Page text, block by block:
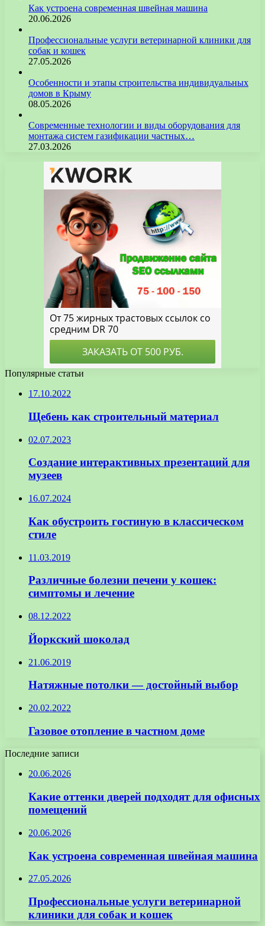
Как устроена современная швейная машина
20.06.2026
Профессиональные услуги ветеринарной клиники для
собак и кошек
27.05.2026
Особенности и этапы строительства индивидуальных
домов в Крыму
08.05.2026
Современные технологии и виды оборудования для
монтажа систем газификации частных…
27.03.2026
Популярные статьи
17.10.2022
Щебень как строительный материал
02.07.2023
Создание интерактивных презентаций для
музеев
16.07.2024
Как обустроить гостиную в классическом
стиле
11.03.2019
Различные болезни печени у кошек:
симптомы и лечение
08.12.2022
Йоркский шоколад
21.06.2019
Натяжные потолки — достойный выбор
20.02.2022
Газовое отопление в частном доме
Последние записи
20.06.2026
Какие оттенки дверей подходят для офисных
помещений
20.06.2026
Как устроена современная швейная машина
27.05.2026
Профессиональные услуги ветеринарной
клиники для собак и кошек